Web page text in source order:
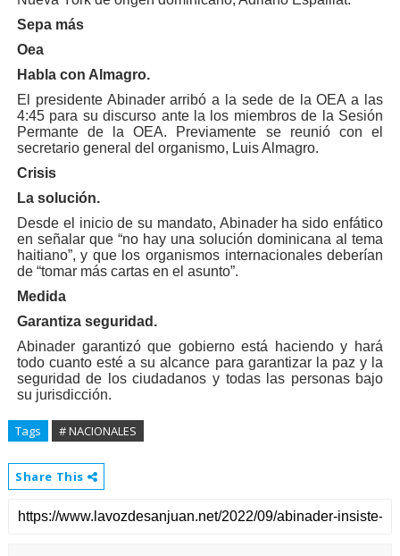
Sepa más
Oea
Habla con Almagro.
El presidente Abinader arribó a la sede de la OEA a las
4:45 para su discurso ante la los miembros de la Sesión
Permante de la OEA. Previamente se reunió con el
secretario general del organismo, Luis Almagro.
Crisis
La solución.
Desde el inicio de su mandato, Abinader ha sido enfático
en señalar que “no hay una solución dominicana al tema
haitiano”, y que los organismos internacionales deberían
de “tomar más cartas en el asunto”.
Medida
Garantiza seguridad.
Abinader garantizó que gobierno está haciendo y hará
todo cuanto esté a su alcance para garantizar la paz y la
seguridad de los ciudadanos y todas las personas bajo
su jurisdicción.
Tags # NACIONALES
Share This